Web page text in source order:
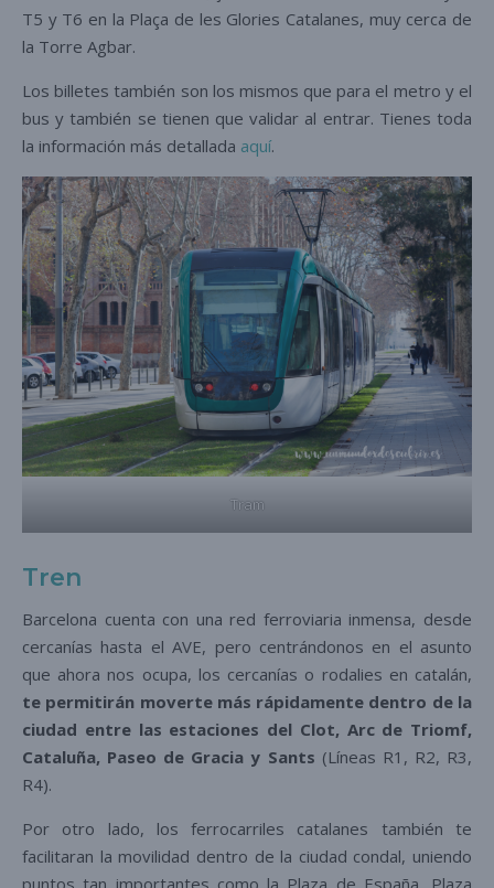
T5 y T6 en la Plaça de les Glories Catalanes, muy cerca de
la Torre Agbar.
Los billetes también son los mismos que para el metro y el
bus y también se tienen que validar al entrar. Tienes toda
la información más detallada aquí.
Tram
Tren
Barcelona cuenta con una red ferroviaria inmensa, desde
cercanías hasta el AVE, pero centrándonos en el asunto
que ahora nos ocupa, los cercanías o rodalies en catalán,
te permitirán moverte más rápidamente dentro de la
ciudad entre las estaciones del Clot, Arc de Triomf,
Cataluña, Paseo de Gracia y Sants (Líneas R1, R2, R3,
R4).
Por otro lado, los ferrocarriles catalanes también te
facilitaran la movilidad dentro de la ciudad condal, uniendo
puntos tan importantes como la Plaza de España, Plaza